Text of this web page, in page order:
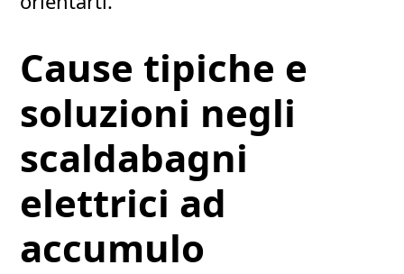
Cause tipiche e
soluzioni negli
scaldabagni
elettrici ad
accumulo